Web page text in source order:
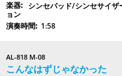
シンセパッド/シンセサイ
ョン
1:58
AL-818 M-08
こんなはずじゃなかった